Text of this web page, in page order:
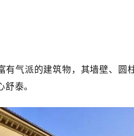
有气派的建筑物，其墙壁、
泰。